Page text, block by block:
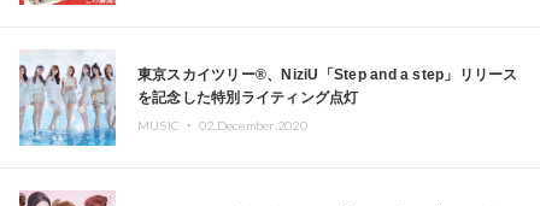
東京スカイツリー®、NiziU「Step and a step」リリース
を記念した特別ライティング点灯
MUSIC ・ 02.December.2020